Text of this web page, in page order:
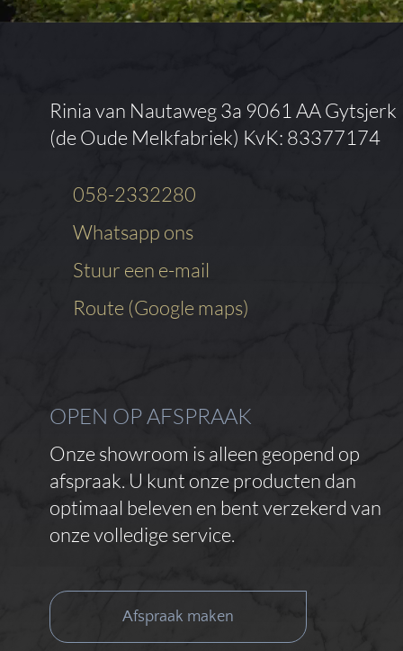
Rinia van Nautaweg 3a 9061 AA Gytsjerk
(de Oude Melkfabriek) KvK: 83377174
058-2332280
Whatsapp ons
Stuur een e-mail
Route (Google maps)
OPEN OP AFSPRAAK
Onze showroom is alleen geopend op
afspraak. U kunt onze producten dan
optimaal beleven en bent verzekerd van
onze volledige service.
Afspraak maken